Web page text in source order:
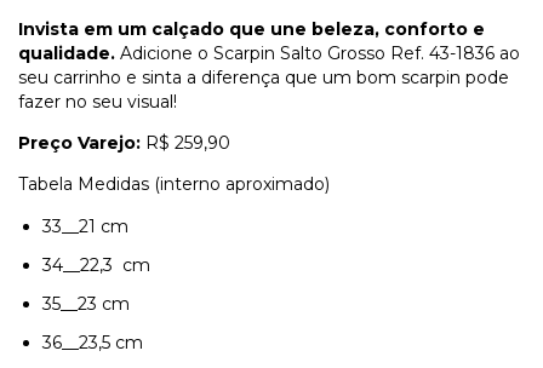
Invista em um calçado que une beleza, conforto e
qualidade. Adicione o Scarpin Salto Grosso Ref. 43-1836 ao
seu carrinho e sinta a diferença que um bom scarpin pode
fazer no seu visual!
Preço Varejo: R$ 259,90
Tabela Medidas (interno aproximado)
33__21 cm
34__22,3 cm
35__23 cm
36__23,5 cm